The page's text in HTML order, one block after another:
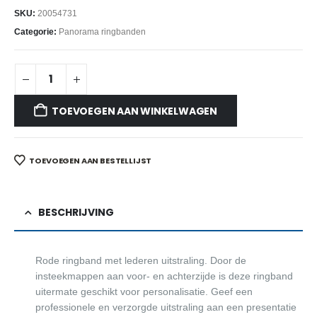
SKU: 20054731
Categorie: Panorama ringbanden
TOEVOEGEN AAN WINKELWAGEN
TOEVOEGEN AAN BESTELLIJST
BESCHRIJVING
Rode ringband met lederen uitstraling. Door de
insteekmappen aan voor- en achterzijde is deze ringband
uitermate geschikt voor personalisatie. Geef een
professionele en verzorgde uitstraling aan een presentatie